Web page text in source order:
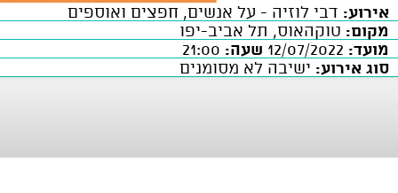
אירוע: דבי לוזיה - על אנשים, חפצים ואוספים
מקום: טוקהאוס, תל אביב-יפו
מועד:
שעה:
סוג אירוע: ישיבה לא מסומנים